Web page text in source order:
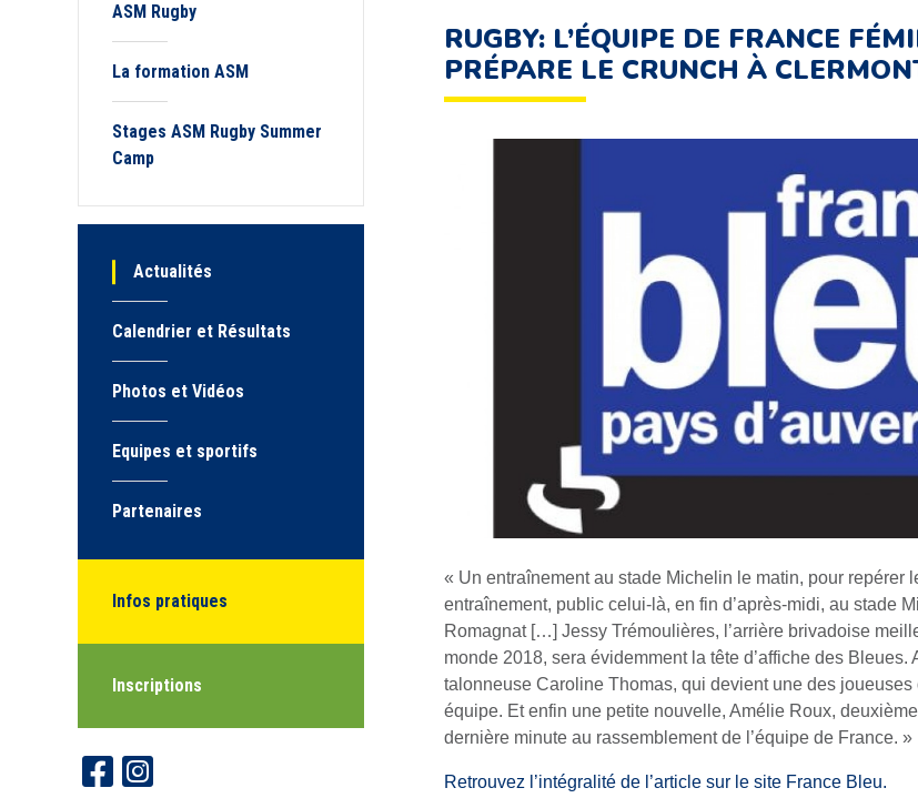
ASM Rugby
La formation ASM
Stages ASM Rugby Summer
Camp
Actualités
Calendrier et Résultats
Photos et Vidéos
Equipes et sportifs
Partenaires
Infos pratiques
Inscriptions
RUGBY: L’ÉQUIPE DE FRANCE
PRÉPARE LE CRUNCH À
« Un entraînement au stade Michelin le matin, pour repérer
entraînement, public celui-là, en fin d’après-midi, au stade
Romagnat […] Jessy Trémoulières, l’arrière brivadoise
monde 2018, sera évidemment la tête d’affiche des Bleues.
talonneuse Caroline Thomas, qui devient une des joueuses
équipe. Et enfin une petite nouvelle, Amélie Roux,
dernière minute au rassemblement de l’équipe de France. »
Retrouvez l’intégralité de l’article sur le site France Bleu.